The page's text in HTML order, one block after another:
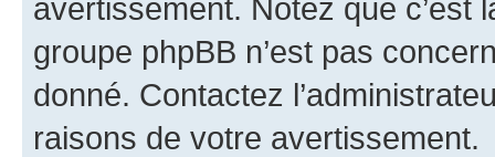
avertissement. Notez que c’est
groupe phpBB n’est pas
donné. Contactez
raisons de votre avertissement.